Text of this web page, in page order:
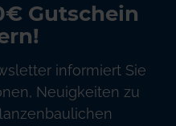
Gutschein
informiert Sie
Neuigkeiten zu